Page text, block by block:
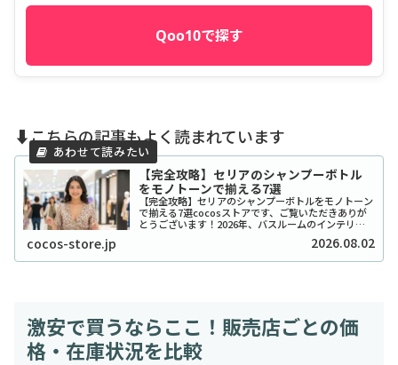
Qoo10で探す
⬇️こちらの記事もよく読まれています
【完全攻略】セリアのシャンプーボトル
をモノトーンで揃える7選
【完全攻略】セリアのシャンプーボトルをモノトーン
で揃える7選cocosストアです、ご覧いただきありが
とうございます！2026年、バスルームのインテリア
をワンランク上げたいと考えているあなたに、セリア
のシャンプーボトル（モノトーン）はまさに救...
cocos-store.jp 2026.08.02
激安で買うならここ！販売店ごとの価
格・在庫状況を比較